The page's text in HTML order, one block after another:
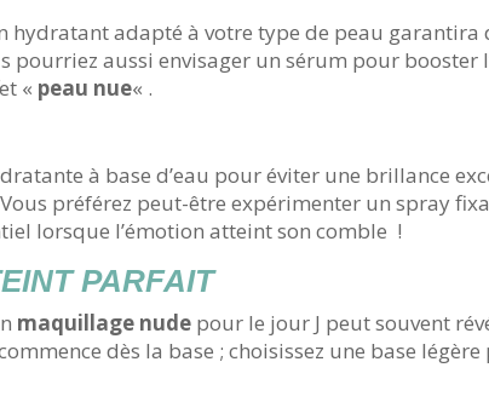
hydratant adapté à votre type de peau garantira
pourriez aussi envisager un sérum pour booster
« peau nue« .
à base d’eau pour éviter une brillance
préférez peut-être expérimenter un spray
lorsque l’émotion atteint son comble !
PARFAIT
maquillage nude pour le jour J peut souvent
dès la base ; choisissez une base